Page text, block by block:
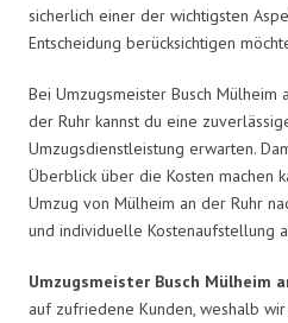
sicherlich einer der wichtigsten
Entscheidung berücksichtigen
Bei Umzugsmeister Busch Mülheim
der Ruhr kannst du eine
Umzugsdienstleistung erwarten.
Überblick über die Kosten machen
Umzug von Mülheim an der Ruhr
und individuelle Kostenaufstellung
Umzugsmeister Busch Mülheim
auf zufriedene Kunden, weshalb